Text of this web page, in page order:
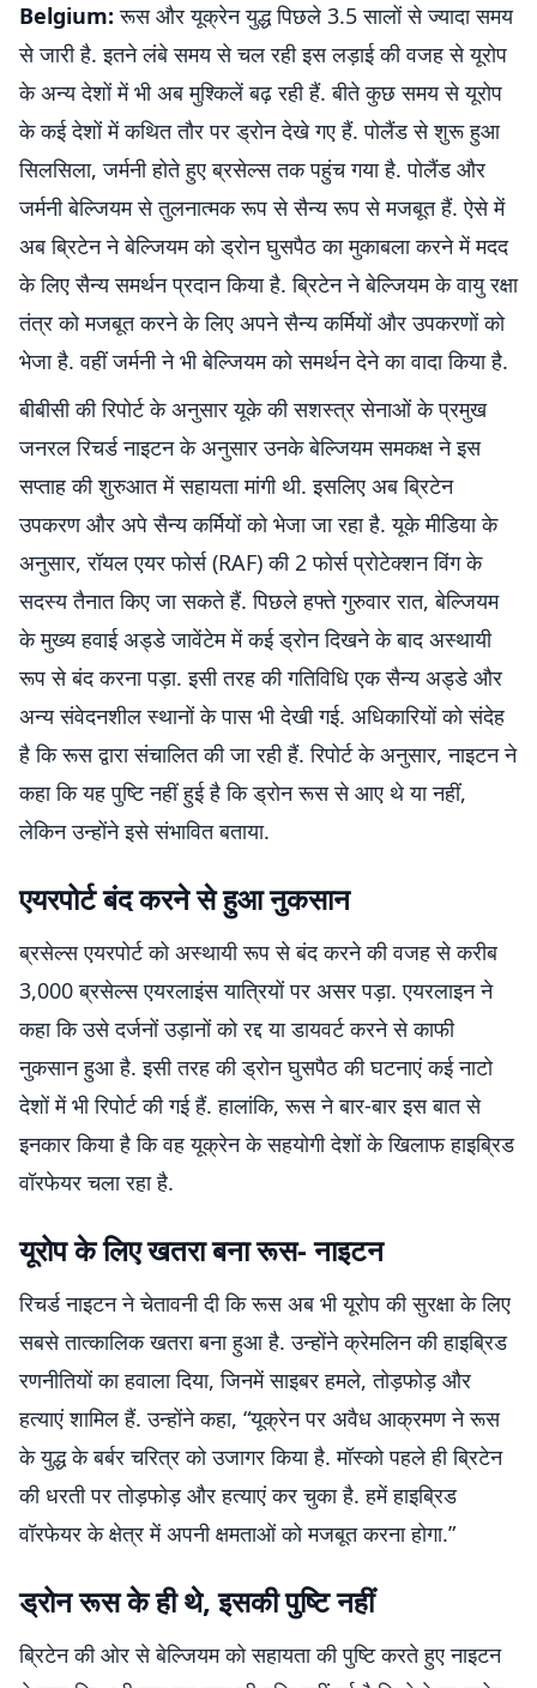
Belgium: रूस और यूक्रेन युद्ध पिछले 3.5 सालों से ज्यादा समय
से जारी है. इतने लंबे समय से चल रही इस लड़ाई की वजह से यूरोप
के अन्य देशों में भी अब मुश्किलें बढ़ रही हैं. बीते कुछ समय से यूरोप
के कई देशों में कथित तौर पर ड्रोन देखे गए हैं. पोलैंड से शुरू हुआ
सिलसिला, जर्मनी होते हुए ब्रसेल्स तक पहुंच गया है. पोलैंड और
जर्मनी बेल्जियम से तुलनात्मक रूप से सैन्य रूप से मजबूत हैं. ऐसे में
अब ब्रिटेन ने बेल्जियम को ड्रोन घुसपैठ का मुकाबला करने में मदद
के लिए सैन्य समर्थन प्रदान किया है. ब्रिटेन ने बेल्जियम के वायु रक्षा
तंत्र को मजबूत करने के लिए अपने सैन्य कर्मियों और उपकरणों को
भेजा है. वहीं जर्मनी ने भी बेल्जियम को समर्थन देने का वादा किया है.
बीबीसी की रिपोर्ट के अनुसार यूके की सशस्त्र सेनाओं के प्रमुख
जनरल रिचर्ड नाइटन के अनुसार उनके बेल्जियम समकक्ष ने इस
सप्ताह की शुरुआत में सहायता मांगी थी. इसलिए अब ब्रिटेन
उपकरण और अपे सैन्य कर्मियों को भेजा जा रहा है. यूके मीडिया के
अनुसार, रॉयल एयर फोर्स (RAF) की 2 फोर्स प्रोटेक्शन विंग के
सदस्य तैनात किए जा सकते हैं. पिछले हफ्ते गुरुवार रात, बेल्जियम
के मुख्य हवाई अड्डे जावेंटेम में कई ड्रोन दिखने के बाद अस्थायी
रूप से बंद करना पड़ा. इसी तरह की गतिविधि एक सैन्य अड्डे और
अन्य संवेदनशील स्थानों के पास भी देखी गई. अधिकारियों को संदेह
है कि रूस द्वारा संचालित की जा रही हैं. रिपोर्ट के अनुसार, नाइटन ने
कहा कि यह पुष्टि नहीं हुई है कि ड्रोन रूस से आए थे या नहीं,
लेकिन उन्होंने इसे संभावित बताया.
एयरपोर्ट बंद करने से हुआ नुकसान
ब्रसेल्स एयरपोर्ट को अस्थायी रूप से बंद करने की वजह से करीब
3,000 ब्रसेल्स एयरलाइंस यात्रियों पर असर पड़ा. एयरलाइन ने
कहा कि उसे दर्जनों उड़ानों को रद्द या डायवर्ट करने से काफी
नुकसान हुआ है. इसी तरह की ड्रोन घुसपैठ की घटनाएं कई नाटो
देशों में भी रिपोर्ट की गई हैं. हालांकि, रूस ने बार-बार इस बात से
इनकार किया है कि वह यूक्रेन के सहयोगी देशों के खिलाफ हाइब्रिड
वॉरफेयर चला रहा है.
यूरोप के लिए खतरा बना रूस- नाइटन
रिचर्ड नाइटन ने चेतावनी दी कि रूस अब भी यूरोप की सुरक्षा के लिए
सबसे तात्कालिक खतरा बना हुआ है. उन्होंने क्रेमलिन की हाइब्रिड
रणनीतियों का हवाला दिया, जिनमें साइबर हमले, तोड़फोड़ और
हत्याएं शामिल हैं. उन्होंने कहा, “यूक्रेन पर अवैध आक्रमण ने रूस
के युद्ध के बर्बर चरित्र को उजागर किया है. मॉस्को पहले ही ब्रिटेन
की धरती पर तोड़फोड़ और हत्याएं कर चुका है. हमें हाइब्रिड
वॉरफेयर के क्षेत्र में अपनी क्षमताओं को मजबूत करना होगा.”
ड्रोन रूस के ही थे, इसकी पुष्टि नहीं
ब्रिटेन की ओर से बेल्जियम को सहायता की पुष्टि करते हुए नाइटन